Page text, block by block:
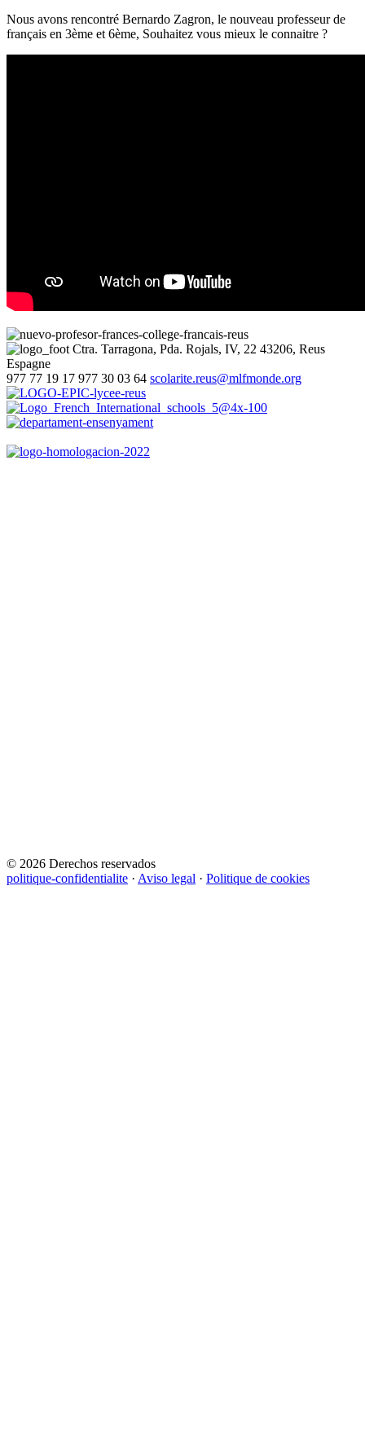
Nous avons rencontré Bernardo Zagron, le nouveau professeur de
français en 3ème et 6ème, Souhaitez vous mieux le connaitre ?
Ctra. Tarragona, Pda. Rojals, IV, 22 43206, Reus
Espagne
977 77 19 17 977 30 03 64 scolarite.reus@mlfmonde.org
© 2026 Derechos reservados
politique-confidentialite · Aviso legal · Politique de cookies